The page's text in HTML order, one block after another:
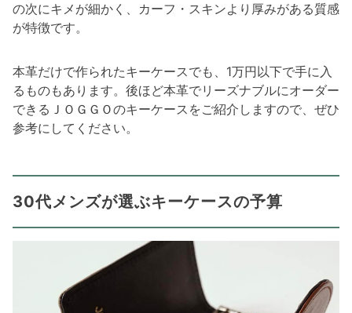
の次にキメが細かく、カーフ・スキンより厚みがある質感
が特徴です。
本革だけで作られたキーケースでも、1万円以下で手に入
るものもあります。後ほど本革でリーズナブルにオーダー
できるＪＯＧＧＯのキーケースをご紹介しますので、ぜひ
参考にしてください。
30代メンズが選ぶキーケースの予算